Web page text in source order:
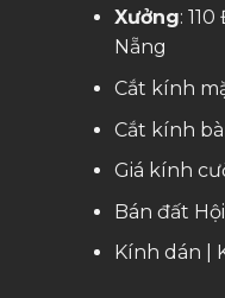
Xưởng:
Nẵng
Cắt kính
Cắt kính
Giá kính
Bán đất
Kính dán